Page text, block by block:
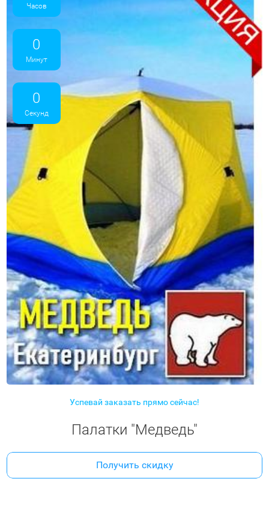
Часов
0
Минут
0
Секунд
Успевай заказать прямо сейчас!
Палатки "Медведь"
Получить скидку